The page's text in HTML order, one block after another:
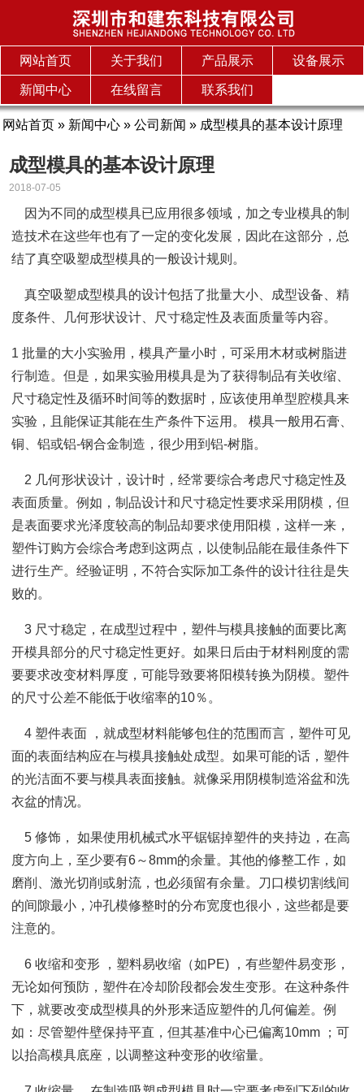
网站首页 关于我们 产品展示 设备展示
新闻中心 在线留言 联系我们
网站首页 » 新闻中心 » 公司新闻 » 成型模具的基本设计原理
成型模具的基本设计原理
2018-07-05
因为不同的成型模具已应用很多领域，加之专业模具的制
造技术在这些年也有了一定的变化发展，因此在这部分，总
结了真空吸塑成型模具的一般设计规则。
真空吸塑成型模具的设计包括了批量大小、成型设备、精
度条件、几何形状设计、尺寸稳定性及表面质量等内容。
1 批量的大小实验用，模具产量小时，可采用木材或树脂进
行制造。但是，如果实验用模具是为了获得制品有关收缩、
尺寸稳定性及循环时间等的数据时，应该使用单型腔模具来
实验，且能保证其能在生产条件下运用。 模具一般用石膏、
铜、铝或铝-钢合金制造，很少用到铝-树脂。
2 几何形状设计，设计时，经常要综合考虑尺寸稳定性及
表面质量。例如，制品设计和尺寸稳定性要求采用阴模，但
是表面要求光泽度较高的制品却要求使用阳模，这样一来，
塑件订购方会综合考虑到这两点，以使制品能在最佳条件下
进行生产。经验证明，不符合实际加工条件的设计往往是失
败的。
3 尺寸稳定，在成型过程中，塑件与模具接触的面要比离
开模具部分的尺寸稳定性更好。如果日后由于材料刚度的需
要要求改变材料厚度，可能导致要将阳模转换为阴模。塑件
的尺寸公差不能低于收缩率的10％。
4 塑件表面 ，就成型材料能够包住的范围而言，塑件可见
面的表面结构应在与模具接触处成型。如果可能的话，塑件
的光洁面不要与模具表面接触。就像采用阴模制造浴盆和洗
衣盆的情况。
5 修饰， 如果使用机械式水平锯锯掉塑件的夹持边，在高
度方向上，至少要有6～8mm的余量。其他的修整工作，如
磨削、激光切削或射流，也必须留有余量。刀口模切割线间
的间隙最小，冲孔模修整时的分布宽度也很小，这些都是要
注意的。
6 收缩和变形 ，塑料易收缩（如PE) ，有些塑件易变形，
无论如何预防，塑件在冷却阶段都会发生变形。在这种条件
下，就要改变成型模具的外形来适应塑件的几何偏差。例
如：尽管塑件壁保持平直，但其基准中心已偏离10mm ；可
以抬高模具底座，以调整这种变形的收缩量。